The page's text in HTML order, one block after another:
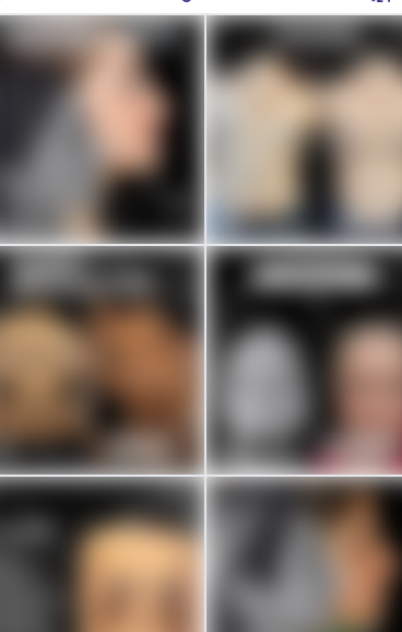
Bu Post öncesi-sonrası içeriği
içermektedir.
Öncesi / Sonrası
içermektedir.
Hassas İçerik
Post hassas içerik içermektedir.
Öncesi / Sonrası
Bu Post öncesi-sonrası içeriği